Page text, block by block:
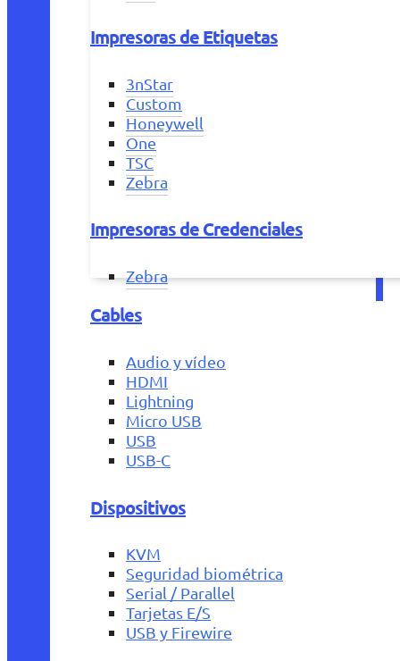
Impresoras de Etiquetas
3nStar
Custom
Honeywell
One
TSC
Zebra
Impresoras de Credenciales
Zebra
Cables
Audio y vídeo
HDMI
Lightning
Micro USB
USB
USB-C
Dispositivos
KVM
Seguridad biométrica
Serial / Parallel
Tarjetas E/S
USB y Firewire